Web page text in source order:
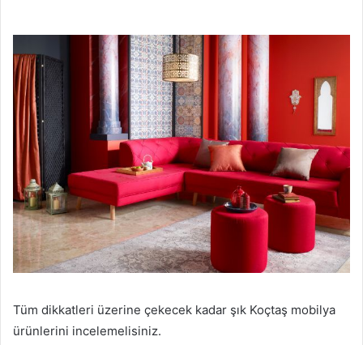
Tüm dikkatleri üzerine çekecek kadar şık Koçtaş mobilya
ürünlerini incelemelisiniz.